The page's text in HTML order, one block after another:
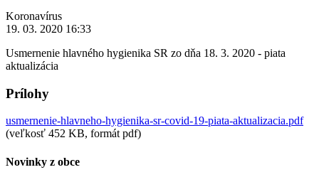
Koronavírus
19. 03. 2020 16:33
Usmernenie hlavného hygienika SR zo dňa 18. 3. 2020 - piata
aktualizácia
Prílohy
usmernenie-hlavneho-hygienika-sr-covid-19-piata-aktualizacia.pdf
(veľkosť 452 KB, formát pdf)
Novinky z obce